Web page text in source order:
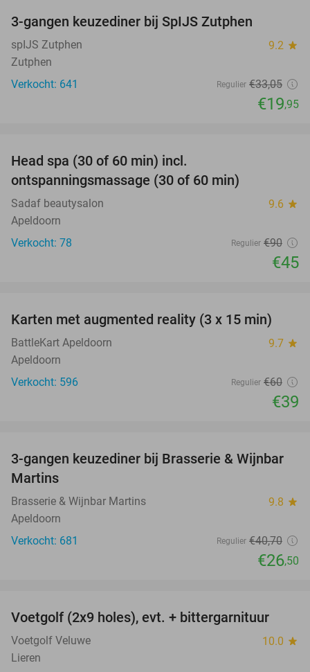
3-gangen keuzediner bij SpIJS Zutphen
spIJS Zutphen 9.2 star
Zutphen
Verkocht: 641
Regulier €33,05
€19,95
Head spa (30 of 60 min) incl.
ontspanningsmassage (30 of 60 min)
Sadaf beautysalon 9.6 star
Apeldoorn
Verkocht: 78
Regulier €90
€45
35%
Karten met augmented reality (3 x 15 min)
BattleKart Apeldoorn 9.7 star
Apeldoorn
Verkocht: 596
Regulier €60
€39
35%
3-gangen keuzediner bij Brasserie & Wijnbar
Martins
Brasserie & Wijnbar Martins 9.8 star
Apeldoorn
Verkocht: 681
Regulier €40,70
€26,50
40%
Voetgolf (2x9 holes), evt. + bittergarnituur
Voetgolf Veluwe 10.0 star
Lieren